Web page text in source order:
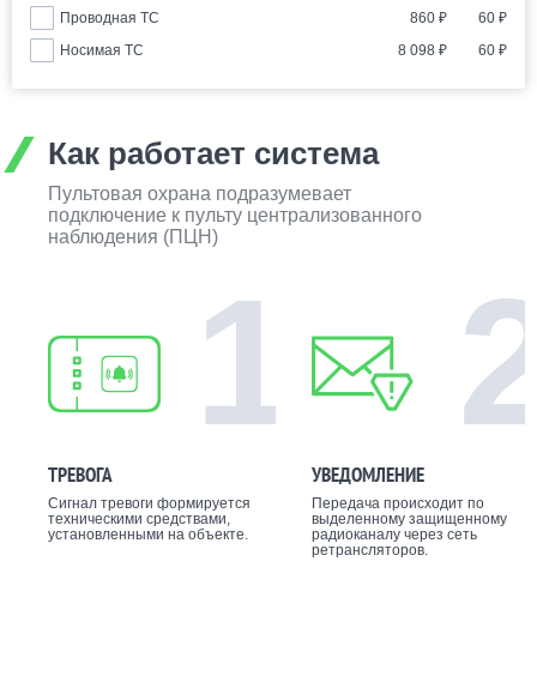
Проводная ТС 860 ₽ 60 ₽
Носимая ТС
8 098 ₽ 60 ₽
Как работает система
Пультовая охрана подразумевает
подключение к пульту централизованного
наблюдения (ПЦН)
1
ТРЕВОГА
Сигнал тревоги формируется
техническими средствами,
установленными на объекте.
УВЕДОМЛЕНИЕ
Передача происходит по
выделенному защищенному
радиоканалу через сеть
ретрансляторов.